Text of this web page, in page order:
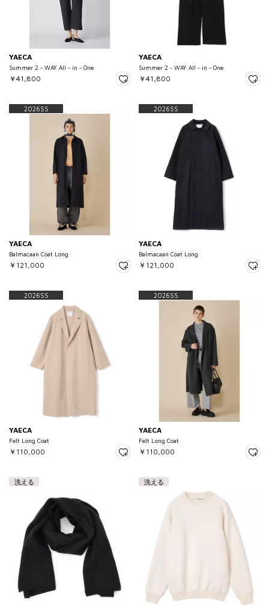
YAECA
Summer 2－WAY All－in－One
￥41,800
YAECA
Summer 2－WAY All－in－One
￥41,800
2026SS
YAECA
Balmacaan Coat Long
￥121,000
2026SS
YAECA
Balmacaan Coat Long
￥121,000
2026SS
YAECA
Felt Long Coat
￥110,000
2026SS
YAECA
Felt Long Coat
￥110,000
洗える 洗える